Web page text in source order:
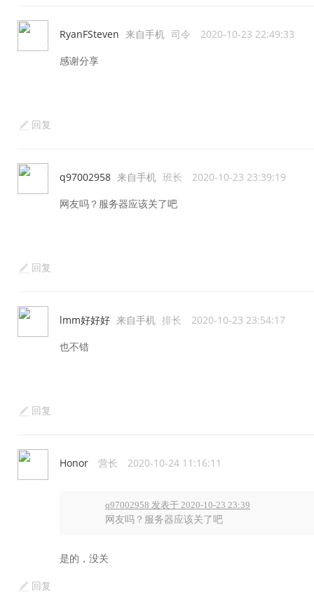
RyanFSteven 来自手机 司令 2020-10-23 22:49:33
感谢分享
回复
q97002958 来自手机 班长 2020-10-23 23:39:19
网友吗？服务器应该关了吧
回复
lmm好好好 来自手机 排长 2020-10-23 23:54:17
也不错
回复
Honor 营长 2020-10-24 11:16:11
q97002958 发表于 2020-10-23 23:39
网友吗？服务器应该关了吧
是的，没关
回复